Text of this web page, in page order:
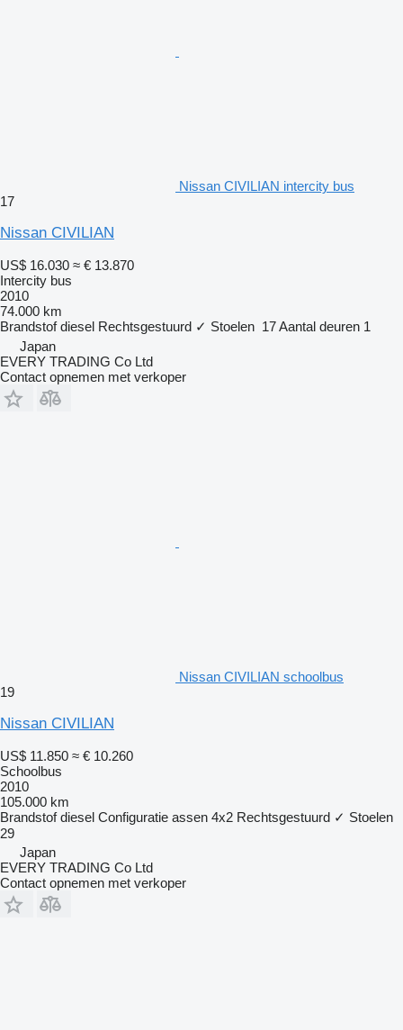
Nissan CIVILIAN intercity bus
17
Nissan CIVILIAN
US$ 16.030 ≈ € 13.870
Intercity bus
2010
74.000 km
Brandstof diesel Rechtsgestuurd ✓ Stoelen 17Aantal deuren 1
Japan
EVERY TRADING Co Ltd
Contact opnemen met verkoper
Nissan CIVILIAN schoolbus
19
Nissan CIVILIAN
US$ 11.850 ≈ € 10.260
Schoolbus
2010
105.000 km
Brandstof diesel Configuratie assen 4x2 Rechtsgestuurd ✓ Stoelen
29
Japan
EVERY TRADING Co Ltd
Contact opnemen met verkoper